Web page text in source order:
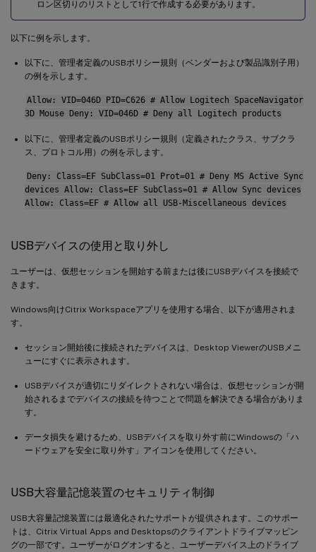
ロン区切りのリストとして1行で作成する必要があります。
以下に例を示します。
以下に、管理者定義のUSBポリシー規則（ベンダーおよび製品識別子用）
の例を示します。
Allow: VID=046D PID=C626 # Allow Logitech SpaceNavigator
3D Mouse Deny: VID=046D # Deny all Logitech products
以下に、管理者定義のUSBポリシー規則（定義されたクラス、サブクラ
ス、プロトコル用）の例を示します。
Deny: Class=EF SubClass=01 Prot=01 # Deny MS Active Sync
devices Allow: Class=EF SubClass=01 # Allow Sync devices
Allow: Class=EF # Allow all USB-Miscellaneous devices
USBデバイスの使用と取り外し
ユーザーは、仮想セッションを開始する前または後にUSBデバイスを接続で
きます。
Windows向けCitrix Workspaceアプリを使用する場合、以下が適用されま
す。
セッション開始後に接続されたデバイスは、Desktop ViewerのUSBメニ
ューにすぐに表示されます。
USBデバイスが適切にリダイレクトされない場合は、仮想セッションが開
始されるまでデバイスの接続を待つことで問題を解決できる場合がありま
す。
データ損失を避けるため、USBデバイスを取り外す前にWindowsの「ハ
ードウェアを安全に取り外す」アイコンを使用してください。
USB大容量記憶装置のセキュリティ制御
USB大容量記憶装置には最適化されたサポートが提供されます。このサポー
トは、Citrix Virtual Apps and Desktopsのクライアントドライブマッピン
グの一部です。ユーザーがログオンすると、ユーザーデバイス上のドライブ